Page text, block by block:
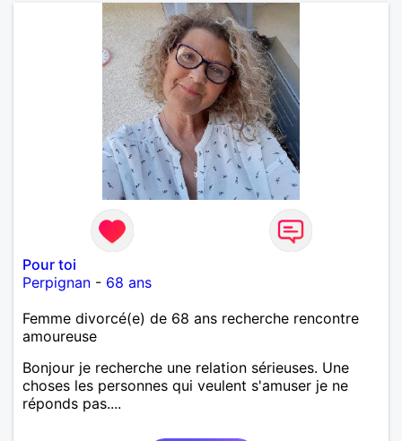
Pour toi
Perpignan - 68 ans
Femme divorcé(e) de 68 ans recherche rencontre
amoureuse
Bonjour je recherche une relation sérieuses. Une
choses les personnes qui veulent s'amuser je ne
réponds pas....